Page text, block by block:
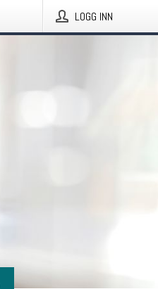
LOGG INN